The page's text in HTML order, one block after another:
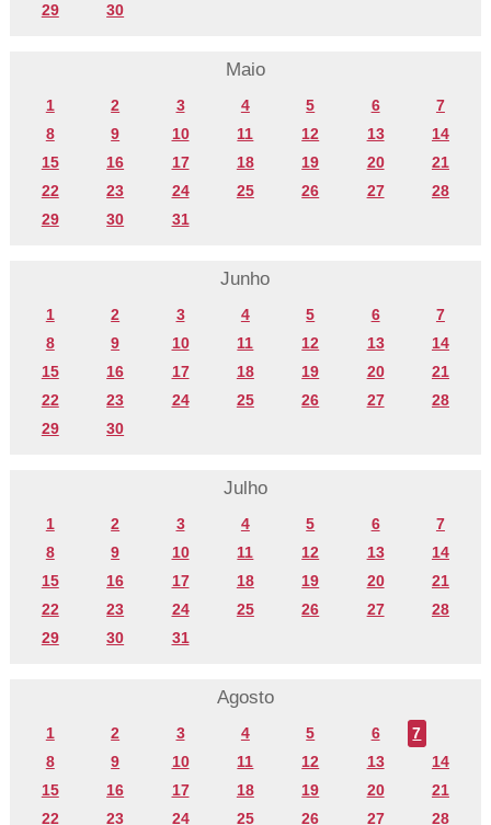
29
30
Maio
1 2 3 4 5 6
7
8
9 10 11 12 13
14
15
16 17 18 19 20
21
22
23 24 25 26 27
28
29
30 31
Junho
1 2 3 4 5 6
7
8
9 10 11 12 13
14
15
16 17 18 19 20
21
22
23 24 25 26 27
28
29
30
Julho
1 2 3 4 5 6
7
8
9 10 11 12 13
14
15
16 17 18 19 20
21
22
23 24 25 26 27
28
29
30 31
Agosto
1 2 3 4 5 6
7
8
9 10 11 12 13
14
15
16 17 18 19 20
21
22
23 24 25 26 27 28